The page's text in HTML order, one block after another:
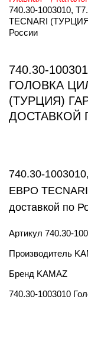
740.30-1003010,
TECNARI
России
740.30-
ГОЛОВКА
(ТУРЦИЯ)
ДОСТАВКОЙ
740.30-
ЕВРО
доставкой по
Артикул 740.30-
Производитель
Бренд KAMAZ
740.30-1003010